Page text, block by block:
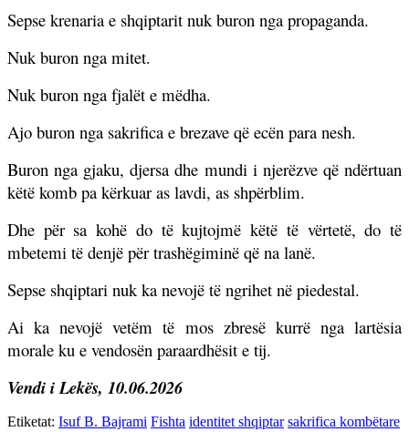
Sepse krenaria e shqiptarit nuk buron nga propaganda.
Nuk buron nga mitet.
Nuk buron nga fjalët e mëdha.
Ajo buron nga sakrifica e brezave që ecën para nesh.
Buron nga gjaku, djersa dhe mundi i njerëzve që ndërtuan
këtë komb pa kërkuar as lavdi, as shpërblim.
Dhe për sa kohë do të kujtojmë këtë të vërtetë, do të
mbetemi të denjë për trashëgiminë që na lanë.
Sepse shqiptari nuk ka nevojë të ngrihet në piedestal.
Ai ka nevojë vetëm të mos zbresë kurrë nga lartësia
morale ku e vendosën paraardhësit e tij.
Vendi i Lekës, 10.06.2026
Etiketat: Isuf B. Bajrami Fishta identitet shqiptar sakrifica kombëtare